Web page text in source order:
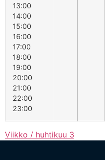
13:00
14:00
15:00
16:00
17:00
18:00
19:00
20:00
21:00
22:00
23:00
Viikko / huhtikuu 3